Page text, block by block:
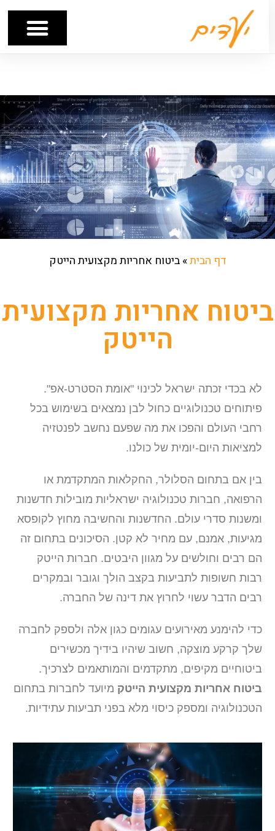
דף הבית»ביטוח אחריות מקצועית הייטק
אחריות מקצועית
הייטק
לא בכדי זכתה ישראל לכינוי "אומת הסטרט-אפ".
פיתוחים טכנולוגיים כחול לבן נמצאים בשימוש בכל
רחבי העולם והפכו את מה שפעם נחשב לפנטזיה
למציאות היום-יומית של כולנו.
בין אם בתחום הסלולר, החקלאות המתקדמת או
הרפואה, חברות טכנולוגיה ישראליות מובילות חדשנות
ומשנות סדרי עולם. החדשנות והחשיבה מחוץ לקופסא
מגיעות, אמנם, עם מחיר לא קטן. הסיכונים בתחום זה
הם רבים וחולשים על מגוון היבטים. חברות הייטק
רבות חשופות לתביעות בקצב הולך וגובר ובמקרים
רבים הדבר עשוי לחרוץ את דינה של החברה.
כדי להימנע מאירועים עגומים כגון אלה ולספק לחברה
שלך קרקע מוצקה, חשוב שיהיו בידיך מכשירים
ביטוחיים מקיפים, מתקדמים והמותאמים לצרכיך.
ביטוח אחריות מקצועית הייטקמיועד לחברות בתחום
הטכנולוגיה ומספק כיסוי מלא בפני תביעות עתידיות.